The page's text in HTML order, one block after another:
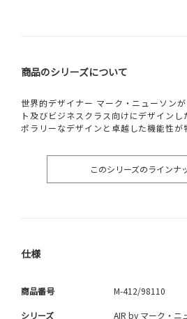
商品のシリーズについて
世界的デザイナー マーク・ニューソン
ト及びビジネスクラス向けにデザイン
ポラリーなデザインと卓越した機能性が
このシリーズのラインナ
仕様
商品番号 M-412/98110
シリーズ AIR by マーク・ニ